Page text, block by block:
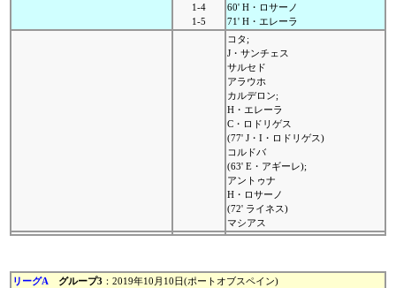
1-4
1-5
60' H・ロサーノ
71' H・エレーラ
コタ;
J・サンチェス
サルセド
アラウホ
カルデロン;
H・エレーラ
C・ロドリゲス
(77' J・I・ロドリゲス)
コルドバ
(63' E・アギーレ);
アントゥナ
H・ロサーノ
(72' ライネス)
マシアス
リーグA グループ3 ：2019年10月10日(ポートオブスペイン)